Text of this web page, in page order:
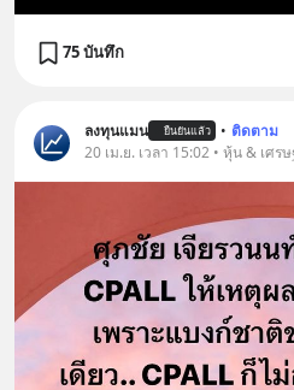
75 บันทึก
ลงทุนแมน ยืนยันแล้ว • ติดตาม
20 เม.ย. เวลา 15:02 • หุ้น & เศร